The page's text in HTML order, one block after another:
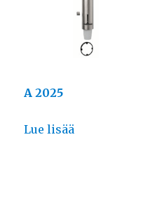
A 2025
Lue lisää